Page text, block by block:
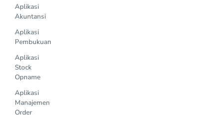
Aplikasi
Akuntansi
Aplikasi
Pembukuan
Aplikasi
Stock
Opname
Aplikasi
Manajemen
Order